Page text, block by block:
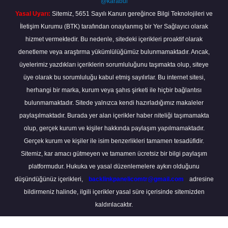
Yasal Uyarı: Sitemiz, 5651 Sayılı Kanun gereğince Bilgi Teknolojileri ve
İletişim Kurumu (BTK) tarafından onaylanmış bir Yer Sağlayıcı olarak
hizmet vermektedir. Bu nedenle, sitedeki içerikleri proaktif olarak
denetleme veya araştırma yükümlülüğümüz bulunmamaktadır. Ancak,
üyelerimiz yazdıkları içeriklerin sorumluluğunu taşımakta olup, siteye
üye olarak bu sorumluluğu kabul etmiş sayılırlar. Bu internet sitesi,
herhangi bir marka, kurum veya şahıs şirketi ile hiçbir bağlantısı
bulunmamaktadır. Sitede yalnızca kendi hazırladığımız makaleler
paylaşılmaktadır. Burada yer alan içerikler haber niteliği taşımamakta
olup, gerçek kurum ve kişiler hakkında paylaşım yapılmamaktadır.
Gerçek kurum ve kişiler ile isim benzerlikleri tamamen tesadüfidir.
Sitemiz, kar amacı gütmeyen ve tamamen ücretsiz bir bilgi paylaşım
platformudur. Hukuka ve yasal düzenlemelere aykırı olduğunu
düşündüğünüz içerikleri,
backlinkpanelicomtr@gmail.com
adresine
bildirmeniz halinde, ilgili içerikler yasal süre içerisinde sitemizden
kaldırılacaktır.